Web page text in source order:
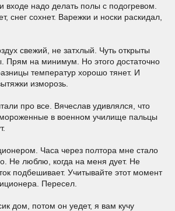
входе надо делать полы с подогревом.
снег сохнет. Варежки и носки раскидал,
свежий, не затхлый. Чуть открыты
Прям на минимум. Но этого достаточно
температур хорошо тянет. И
изморозь.
про все. Вячеслав удивлялся, что
в военном училище пальцы
Часа через полтора мне стало
Не люблю, когда на меня дует. Не
подбешивает. Учитывайте этот момент
Пересел.
дом, потом он уедет, я вам кучу